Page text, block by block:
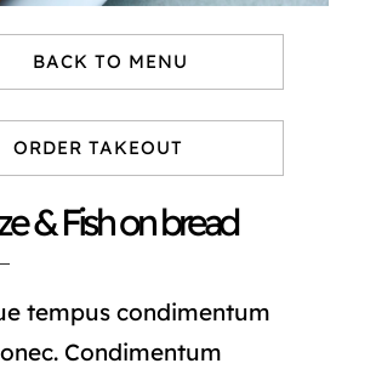
BACK TO MENU
ORDER TAKEOUT
& Fish on bread
tempus condimentum
Condimentum